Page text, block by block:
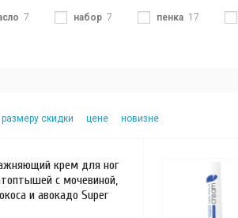
7 набор 7 пенка 17
размеру скидки цене новизне
крем для ног
с мочевиной,
и авокадо Super